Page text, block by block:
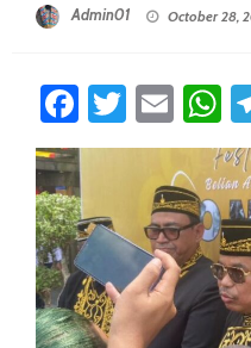
Admin01 October 28,
Facebook
Twitter